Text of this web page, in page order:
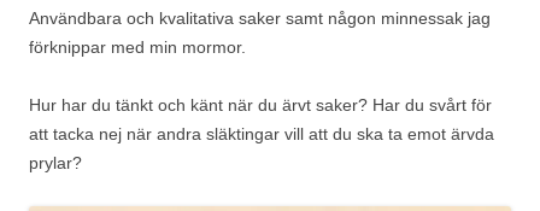
Användbara och kvalitativa saker samt någon minnessak jag
förknippar med min mormor.
Hur har du tänkt och känt när du ärvt saker? Har du svårt för
att tacka nej när andra släktingar vill att du ska ta emot ärvda
prylar?